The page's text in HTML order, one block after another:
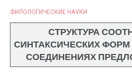
ФИЛОЛОГИЧЕСКИЕ НАУКИ
СТРУКТУРА
СИНТАКСИЧЕСКИХ
СОЕДИНЕНИЯХ